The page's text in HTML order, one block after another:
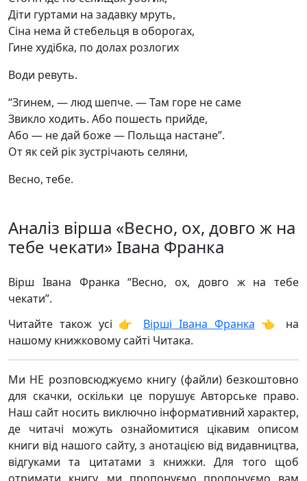
Діти гуртами на задавку мруть,
Сіна нема й стебельця в оборогах,
Гине худібка, по долах розлогих
Води ревуть.
“Згинем, — люд шепче. — Там горе не саме
Звикло ходить. Або пошесть прийде,
Або — не дай боже — Польща настане”.
От як сей рік зустрічають селяни,
Весно, тебе.
Аналіз вірша «Весно, ох, довго ж на
тебе чекати» Івана Франка
Вірш Івана Франка “Весно, ох, довго ж на тебе
чекати”.
Читайте також усі 👉 Вірші Івана Франка 👈 на
нашому книжковому сайті Читака.
Ми НЕ розповсюджуємо книгу (файли) безкоштовно
для скачки, оскільки це порушує Авторське право.
Наш сайт носить виключно інформативний характер,
де читачі можуть ознайомитися цікавим описом
книги від нашого сайту, з анотацією від видавництва,
відгуками та цитатами з книжки. Для того щоб